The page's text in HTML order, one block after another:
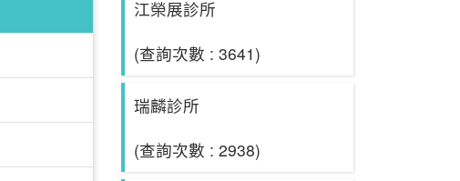
江榮展診所
(查詢次數 : 3641)
瑞麟診所
(查詢次數 : 2938)